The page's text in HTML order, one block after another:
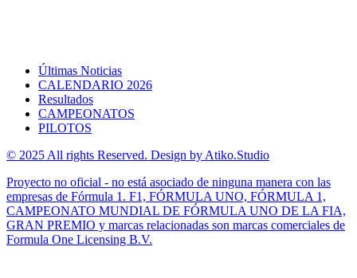
Últimas Noticias
CALENDARIO 2026
Resultados
CAMPEONATOS
PILOTOS
© 2025 All rights Reserved. Design by Atiko.Studio
Proyecto no oficial - no está asociado de ninguna manera con las
empresas de Fórmula 1. F1, FÓRMULA UNO, FÓRMULA 1,
CAMPEONATO MUNDIAL DE FÓRMULA UNO DE LA FIA,
GRAN PREMIO y marcas relacionadas son marcas comerciales de
Formula One Licensing B.V.